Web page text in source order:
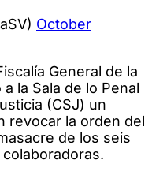
October
General de la
la Sala de lo Penal
(CSJ) un
revocar la orden del
de los seis